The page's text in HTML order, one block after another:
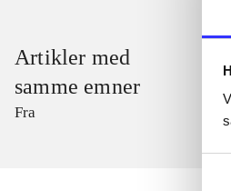
Artikler med
samme emner
Fra